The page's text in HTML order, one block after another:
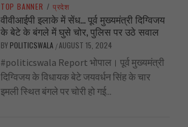
TOP BANNER / प्रदेश
वीवीआईपी इलाके में सेंध… पूर्व मुख्यमंत्री दिग्विजय
के बेटे के बंगले में घुसे चोर, पुलिस पर उठे सवाल
BY POLITICSWALA /AUGUST 15, 2024
#politicswala Report भोपाल। पूर्व मुख्यमंत्री
दिग्विजय के विधायक बेटे जयवर्धन सिंह के चार
इमली स्थित बंगले पर चोरी हो गई...